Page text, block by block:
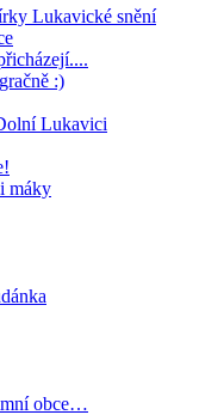
Lukavické snění
:)
Lukavici
máky
obce…